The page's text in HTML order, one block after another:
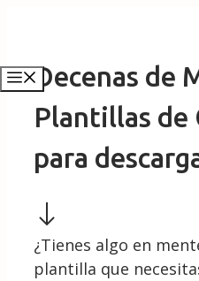
contenido
Menú
Decenas de
Plantillas de
para
¿Tienes algo en
plantilla que